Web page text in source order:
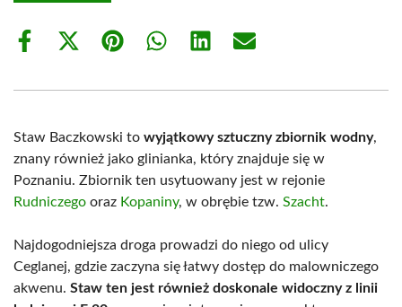
Share
Share
(Twitter)
Share Share Share Share
Staw Baczkowski to wyjątkowy sztuczny zbiornik wodny,
znany również jako glinianka, który znajduje się w
Poznaniu. Zbiornik ten usytuowany jest w rejonie
Rudniczego oraz Kopaniny, w obrębie tzw. Szacht.
Najdogodniejsza droga prowadzi do niego od ulicy
Ceglanej, gdzie zaczyna się łatwy dostęp do malowniczego
akwenu. Staw ten jest również doskonale widoczny z linii